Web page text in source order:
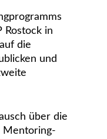
Rostock in
die
und
über die
Mentoring-